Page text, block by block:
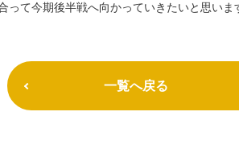
て今期後半戦へ向かっていきたいと思いま
一覧へ戻る